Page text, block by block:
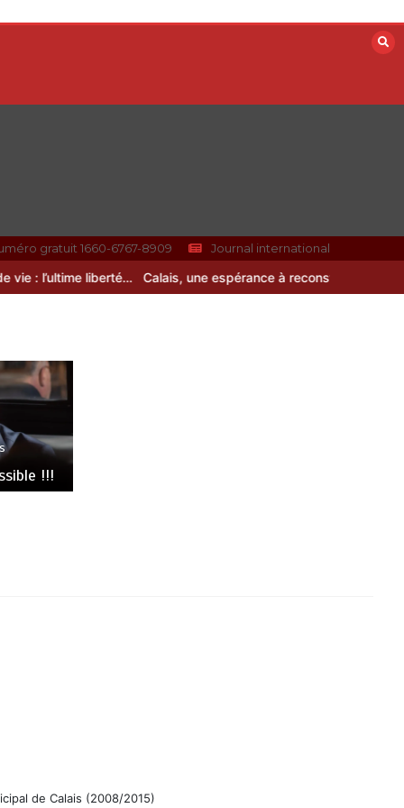
gratuit 1660-6767-8909 Journal international
liberté… Calais, une espérance à reconstruire
!!!
de Calais (2008/2015)